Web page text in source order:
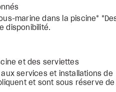
marine dans la piscine*
disponibilité.
et des serviettes
services et installations de
et sont sous réserve de